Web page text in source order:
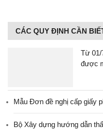
CÁC QUY ĐỊNH CẦN
Từ 01/
được
Mẫu Đơn đề nghị cấp giấy
Bộ Xây dựng hướng dẫn